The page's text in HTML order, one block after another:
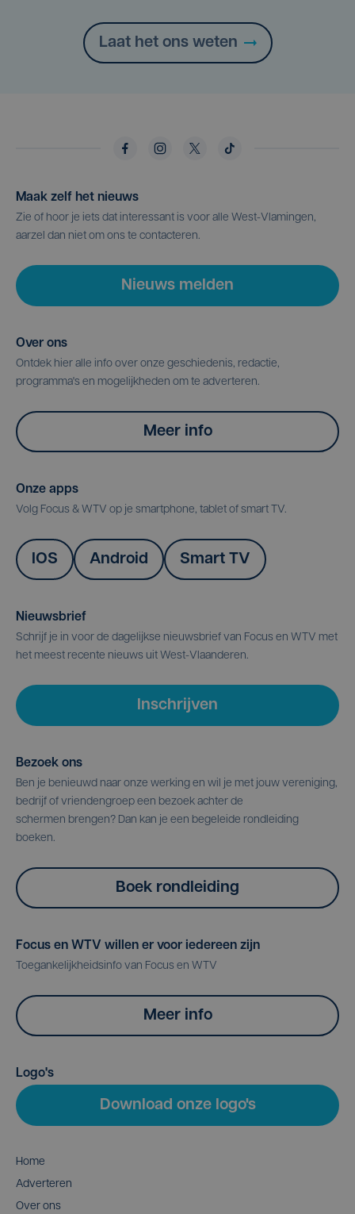
Laat het ons weten
Maak zelf het nieuws
Zie of hoor je iets dat interessant is voor alle West-Vlamingen,
aarzel dan niet om ons te contacteren.
Nieuws melden
Over ons
Ontdek hier alle info over onze geschiedenis, redactie,
programma's en mogelijkheden om te adverteren.
Meer info
Onze apps
Volg Focus & WTV op je smartphone, tablet of smart TV.
IOS Android Smart TV
Nieuwsbrief
Schrijf je in voor de dagelijkse nieuwsbrief van Focus en WTV met
het meest recente nieuws uit West-Vlaanderen.
Inschrijven
Bezoek ons
Ben je benieuwd naar onze werking en wil je met jouw vereniging,
bedrijf of vriendengroep een bezoek achter de
schermen brengen? Dan kan je een begeleide rondleiding
boeken.
Boek rondleiding
Focus en WTV willen er voor iedereen zijn
Toegankelijkheidsinfo van Focus en WTV
Meer info
Logo's
Download onze logo's
Home
Adverteren
Over ons